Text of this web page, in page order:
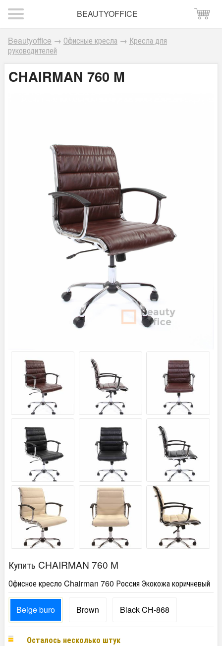
BEAUTYOFFICE
Beautyoffice → Офисные кресла → Кресла для
руководителей
CHAIRMAN 760 M
Купить CHAIRMAN 760 M
Офисное кресло Chairman 760 Россия Экокожа коричневый
Beige buro Brown Black CH-868
Осталось несколько штук